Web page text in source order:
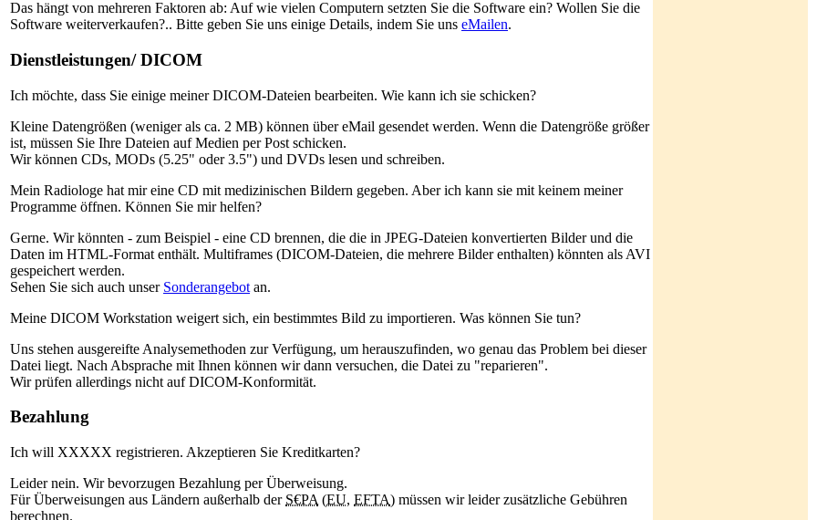
Das hängt von mehreren Faktoren ab: Auf wie vielen Computern setzten Sie die Software ein? Wollen Sie die
Software weiterverkaufen?.. Bitte geben Sie uns einige Details, indem Sie uns eMailen.
Dienstleistungen/ DICOM
Ich möchte, dass Sie einige meiner DICOM-Dateien bearbeiten. Wie kann ich sie schicken?
Kleine Datengrößen (weniger als ca. 2 MB) können über eMail gesendet werden. Wenn die Datengröße größer
ist, müssen Sie Ihre Dateien auf Medien per Post schicken.
Wir können CDs, MODs (5.25" oder 3.5") und DVDs lesen und schreiben.
Mein Radiologe hat mir eine CD mit medizinischen Bildern gegeben. Aber ich kann sie mit keinem meiner
Programme öffnen. Können Sie mir helfen?
Gerne. Wir könnten - zum Beispiel - eine CD brennen, die die in JPEG-Dateien konvertierten Bilder und die
Daten im HTML-Format enthält. Multiframes (DICOM-Dateien, die mehrere Bilder enthalten) könnten als AVI
gespeichert werden.
Sehen Sie sich auch unser Sonderangebot an.
Meine DICOM Workstation weigert sich, ein bestimmtes Bild zu importieren. Was können Sie tun?
Uns stehen ausgereifte Analysemethoden zur Verfügung, um herauszufinden, wo genau das Problem bei dieser
Datei liegt. Nach Absprache mit Ihnen können wir dann versuchen, die Datei zu "reparieren".
Wir prüfen allerdings nicht auf DICOM-Konformität.
Bezahlung
Ich will XXXXX registrieren. Akzeptieren Sie Kreditkarten?
Leider nein. Wir bevorzugen Bezahlung per Überweisung.
Für Überweisungen aus Ländern außerhalb der S€PA (EU, EFTA) müssen wir leider zusätzliche Gebühren
berechnen.